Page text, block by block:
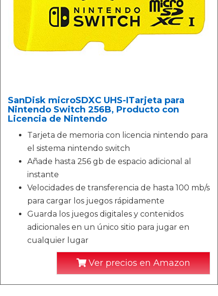
SanDisk microSDXC UHS-ITarjeta para
Nintendo Switch 256B, Producto con
Licencia de Nintendo
Tarjeta de memoria con licencia nintendo para
el sistema nintendo switch
Añade hasta 256 gb de espacio adicional al
instante
Velocidades de transferencia de hasta 100 mb/s
para cargar los juegos rápidamente
Guarda los juegos digitales y contenidos
adicionales en un único sitio para jugar en
cualquier lugar
Ver precios en Amazon